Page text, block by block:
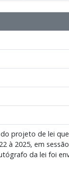
projeto de lei
à 2025, em
da lei foi